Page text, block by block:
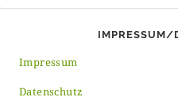
IMPRESSUM/
Impressum
Datenschutz